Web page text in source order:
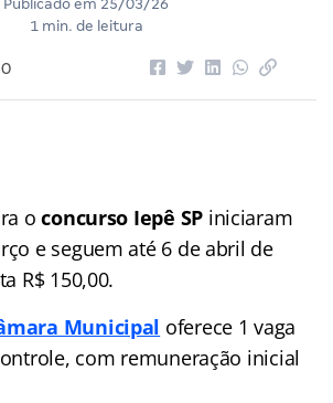
Publicado em 25/03/26
1 min. de leitura
0
oconcurso Iepê SP iniciaram
e seguem até 6 de abril de
R$ 150,00.
Municipal oferece 1 vaga
com remuneração inicial